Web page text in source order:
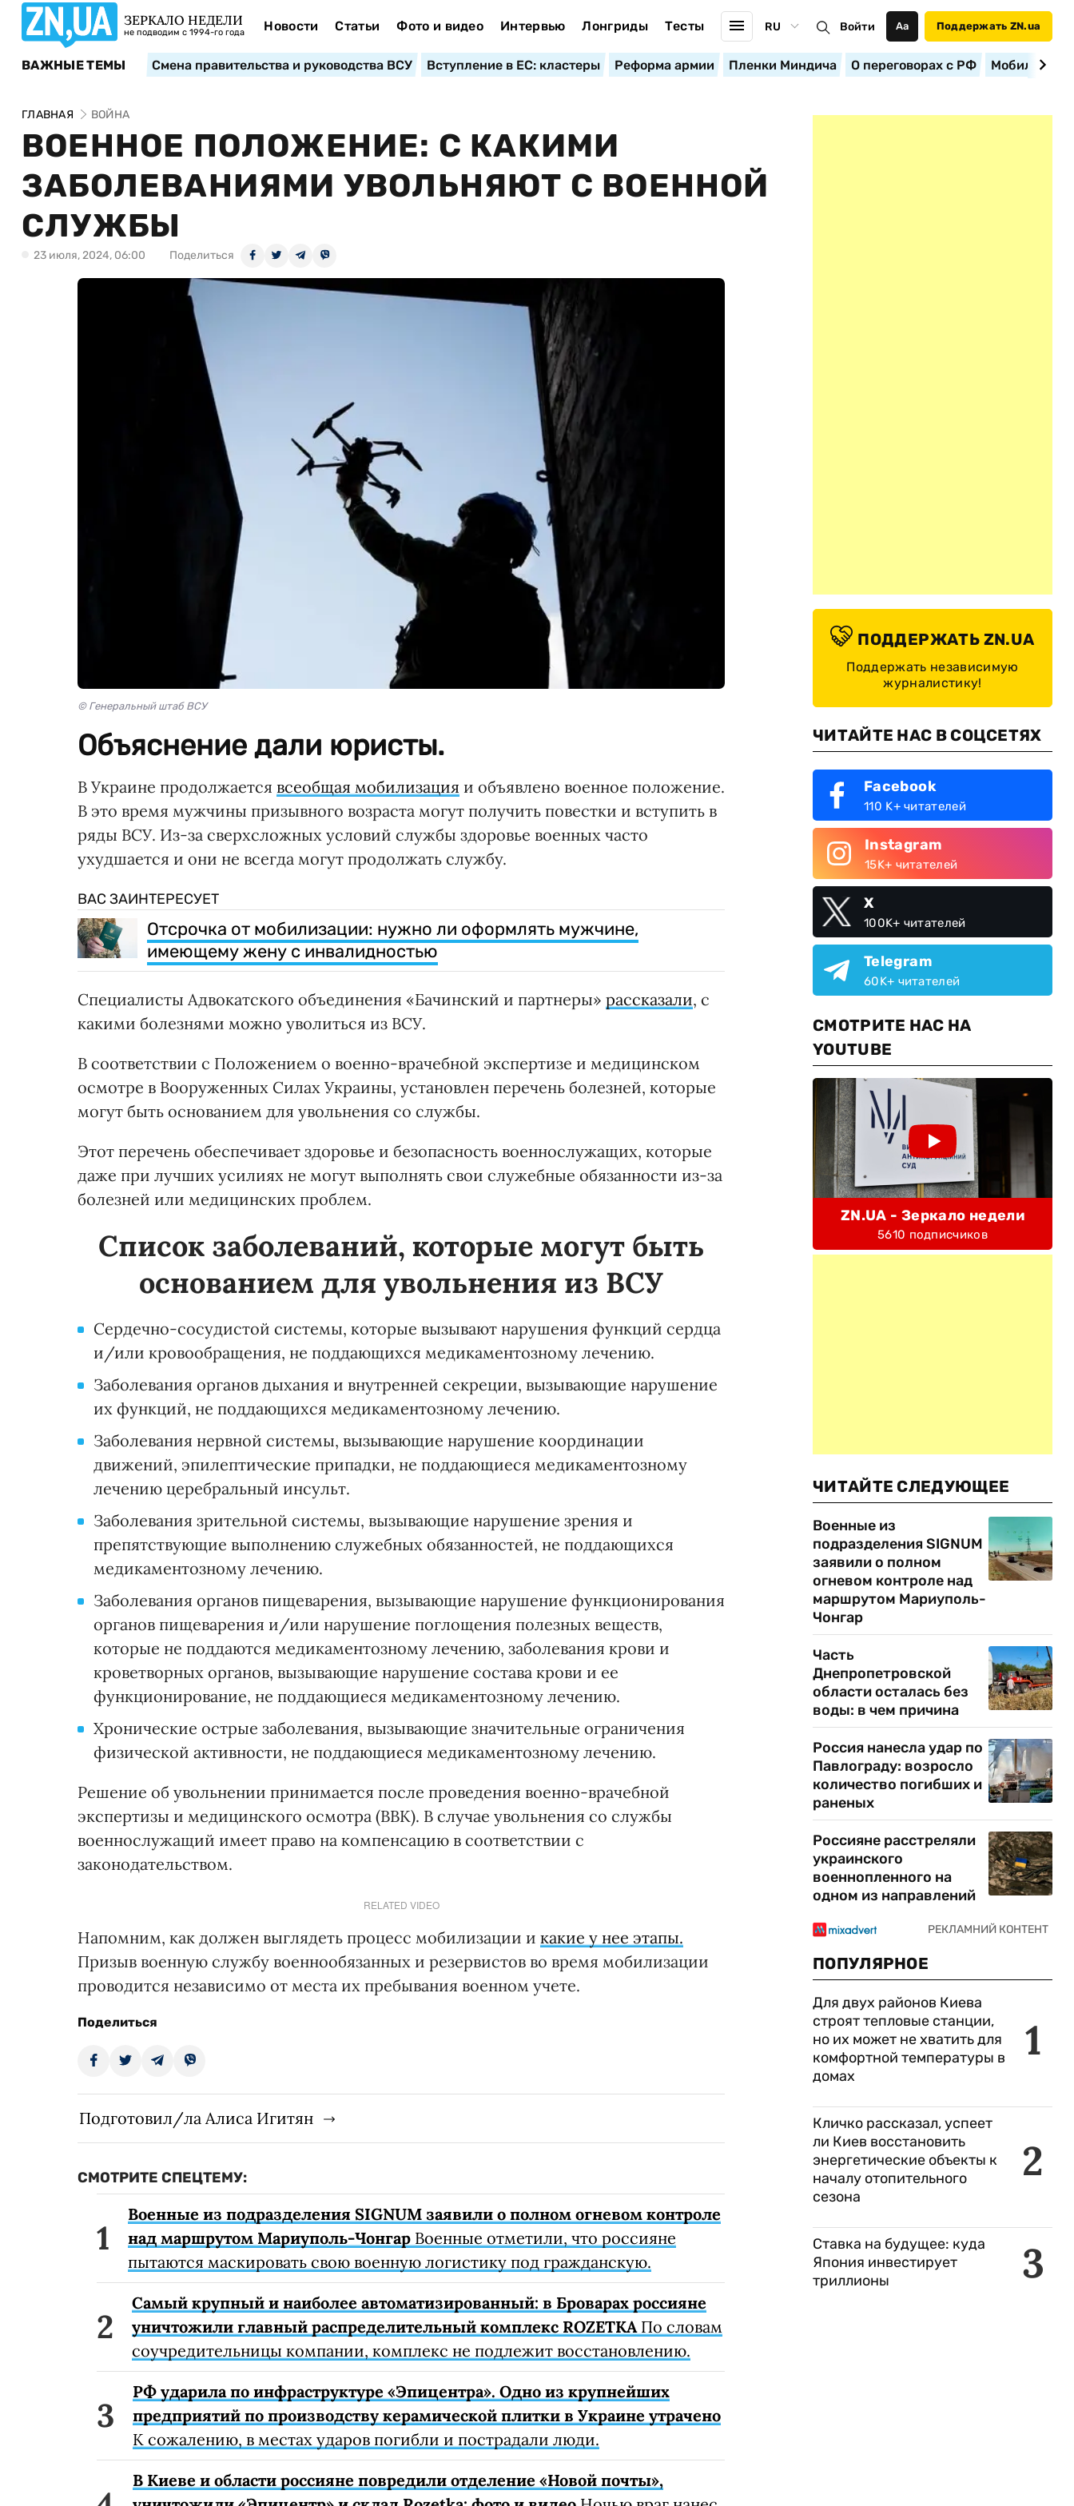
ЗЕРКАЛО НЕДЕЛИ
не подводим с 1994-го года Новости Статьи Фото и видео Интервью Лонгриды Тесты RU Войти Аа Поддержать ZN.ua
ВАЖНЫЕ ТЕМЫ Смена правительства и руководства ВСУ Вступление в ЕС: кластеры Реформа армии Пленки Миндича О переговорах с РФ
ГЛАВНАЯ ВОЙНА
ВОЕННОЕ ПОЛОЖЕНИЕ: С КАКИМИ
ЗАБОЛЕВАНИЯМИ УВОЛЬНЯЮТ С ВОЕННОЙ
СЛУЖБЫ
23 июля, 2024, 06:00 Поделиться
© Генеральный штаб ВСУ
Объяснение дали юристы.
В Украине продолжается всеобщая мобилизация и объявлено военное положение.
В это время мужчины призывного возраста могут получить повестки и вступить в
ряды ВСУ. Из-за сверхсложных условий службы здоровье военных часто
ухудшается и они не всегда могут продолжать службу.
ВАС ЗАИНТЕРЕСУЕТ
Отсрочка от мобилизации: нужно ли оформлять мужчине,
имеющему жену с инвалидностью
Специалисты Адвокатского объединения «Бачинский и партнеры» рассказали, с
какими болезнями можно уволиться из ВСУ.
В соответствии с Положением о военно-врачебной экспертизе и медицинском
осмотре в Вооруженных Силах Украины, установлен перечень болезней, которые
могут быть основанием для увольнения со службы.
Этот перечень обеспечивает здоровье и безопасность военнослужащих, которые
даже при лучших усилиях не могут выполнять свои служебные обязанности из-за
болезней или медицинских проблем.
Список заболеваний, которые могут быть
основанием для увольнения из ВСУ
Сердечно-сосудистой системы, которые вызывают нарушения функций сердца
и/или кровообращения, не поддающихся медикаментозному лечению.
Заболевания органов дыхания и внутренней секреции, вызывающие нарушение
их функций, не поддающихся медикаментозному лечению.
Заболевания нервной системы, вызывающие нарушение координации
движений, эпилептические припадки, не поддающиеся медикаментозному
лечению церебральный инсульт.
Заболевания зрительной системы, вызывающие нарушение зрения и
препятствующие выполнению служебных обязанностей, не поддающихся
медикаментозному лечению.
Заболевания органов пищеварения, вызывающие нарушение функционирования
органов пищеварения и/или нарушение поглощения полезных веществ,
которые не поддаются медикаментозному лечению, заболевания крови и
кроветворных органов, вызывающие нарушение состава крови и ее
функционирование, не поддающиеся медикаментозному лечению.
Хронические острые заболевания, вызывающие значительные ограничения
физической активности, не поддающиеся медикаментозному лечению.
Решение об увольнении принимается после проведения военно-врачебной
экспертизы и медицинского осмотра (ВВК). В случае увольнения со службы
военнослужащий имеет право на компенсацию в соответствии с
законодательством.
RELATED VIDEO
Напомним, как должен выглядеть процесс мобилизации и какие у нее этапы.
Призыв военную службу военнообязанных и резервистов во время мобилизации
проводится независимо от места их пребывания военном учете.
Поделиться
Подготовил/ла Алиса Игитян
СМОТРИТЕ СПЕЦТЕМУ:
Военные из подразделения SIGNUM заявили о полном огневом контроле
над маршрутом Мариуполь-Чонгар Военные отметили, что россияне
пытаются маскировать свою военную логистику под гражданскую.
Самый крупный и наиболее автоматизированный: в Броварах россияне
уничтожили главный распределительный комплекс ROZETKAПо словам
соучредительницы компании, комплекс не подлежит восстановлению.
РФ ударила по инфраструктуре «Эпицентра». Одно из крупнейших
предприятий по производству керамической плитки в Украине утрачено
К сожалению, в местах ударов погибли и пострадали люди.
В Киеве и области россияне повредили отделение «Новой почты»,
ПОДДЕРЖАТЬ ZN.UA
Поддержать независимую
журналистику!
ЧИТАЙТЕ НАС В СОЦСЕТЯХ
Facebook
110 K+ читателей
Instagram
15K+ читателей
X
100K+ читателей
Telegram
60K+ читателей
СМОТРИТЕ НАС НА
YOUTUBE
ZN.UA - Зеркало недели
5610 подписчиков
ЧИТАЙТЕ СЛЕДУЮЩЕЕ
Военные из
подразделения SIGNUM
заявили о полном
огневом контроле над
маршрутом Мариуполь-
Чонгар
Часть
Днепропетровской
области осталась без
воды: в чем причина
Россия нанесла удар по
Павлограду: возросло
количество погибших и
раненых
Россияне расстреляли
украинского
военнопленного на
одном из направлений
ПОПУЛЯРНОЕ
1
Для двух районов Киева
строят тепловые станции,
но их может не хватить для
комфортной температуры в
домах
2
Кличко рассказал, успеет
ли Киев восстановить
энергетические объекты к
началу отопительного
сезона
3
Ставка на будущее: куда
Япония инвестирует
триллионы